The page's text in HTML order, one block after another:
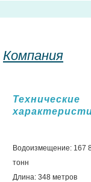
Компания
Технические
Водоизмещение: 167
тонн
Длина: 348 метров